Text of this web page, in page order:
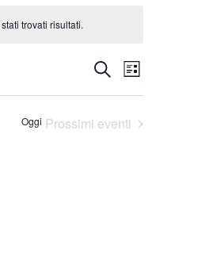
trovati risultati.
Eventi
Ricerca
e
Cerca Evento
Lista
Oggi Prossimi eventi